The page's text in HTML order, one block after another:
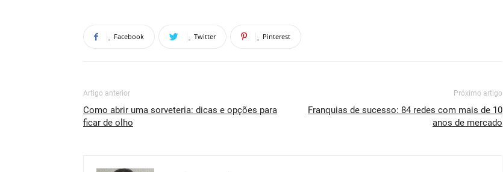
Facebook Twitter Pinterest
Artigo anterior
Como abrir uma sorveteria: dicas e opções para
ficar de olho
Próximo artigo
Franquias de sucesso: 84 redes com mais de 10
anos de mercado